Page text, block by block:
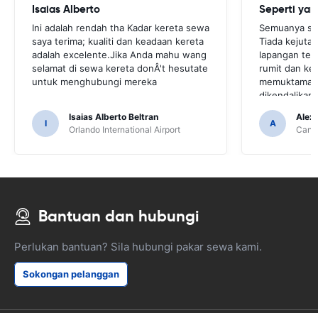
Isaias Alberto
Ini adalah rendah tha Kadar kereta sewa
saya terima; kualiti dan keadaan kereta
adalah excelente.Jika Anda mahu wang
selamat di sewa kereta donÂ't hesutate
untuk menghubungi mereka
I
Isaias Alberto Beltran
Orlando International Airport
Seperti
Semuanya
Tiada
lapangan
rumit dan
dikendalikan
profesional.
A
Alex
Bantuan dan hubungi
Perlukan bantuan? Sila hubungi pakar sewa kami.
Sokongan pelanggan